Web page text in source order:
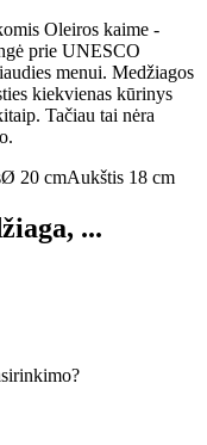
Oleiros kaime -
prie UNESCO
menui. Medžiagos
kiekvienas kūrinys
Tačiau tai nėra
Ø 20 cmAukštis 18 cm
...